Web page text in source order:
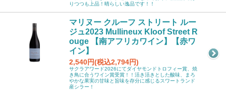
りつつも上品！晴らしい逸品です！！
マリヌー クルーフ ストリート ルー
ジュ2023 Mullineux Kloof Street R
ouge 【南アフリカワイン】【赤ワ
イン】
2,540円(税込2,794円)
サクラアワード2026にてダイヤモンドトロフィー賞、焼
き鳥に合うワイン賞受賞！！活き活きとした酸味、まろ
やかな果実の甘味と旨味を存分に感じるスワートランド
産シラー！